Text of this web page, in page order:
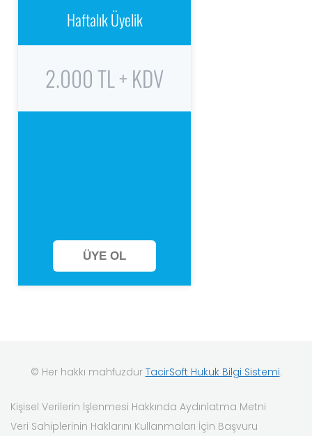
Haftalık Üyelik
2.000 TL + KDV
ÜYE OL
© Her hakkı mahfuzdur TacirSoft Hukuk Bilgi Sistemi.
Kişisel Verilerin İşlenmesi Hakkında Aydınlatma Metni
Veri Sahiplerinin Haklarını Kullanmaları İçin Başvuru